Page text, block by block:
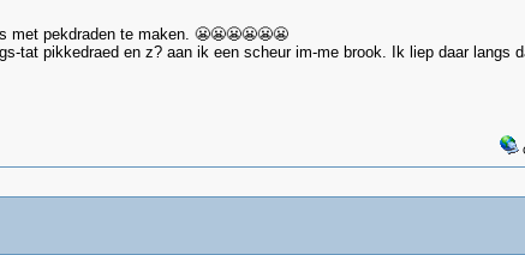
met pekdraden te maken. 😬😬😬😬😬😬
tat pikkedraed en z? aan ik een scheur im-me brook. Ik liep daar langs